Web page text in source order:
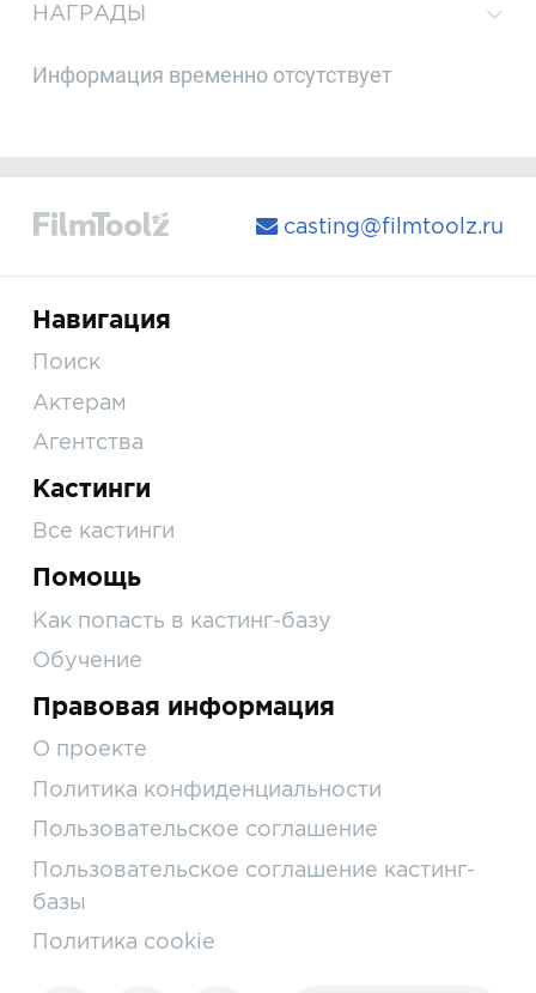
НАГРАДЫ
Информация временно отсутствует
casting@filmtoolz.ru
Навигация
Поиск
Актерам
Агентства
Кастинги
Все кастинги
Помощь
Как попасть в кастинг-базу
Обучение
Правовая информация
О проекте
Политика конфиденциальности
Пользовательское соглашение
Пользовательское соглашение кастинг-
базы
Политика cookie